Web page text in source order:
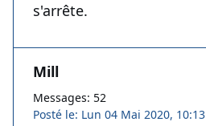
s'arrête.
Mill
Messages: 52
Posté le: Lun 04 Mai 2020, 10:13